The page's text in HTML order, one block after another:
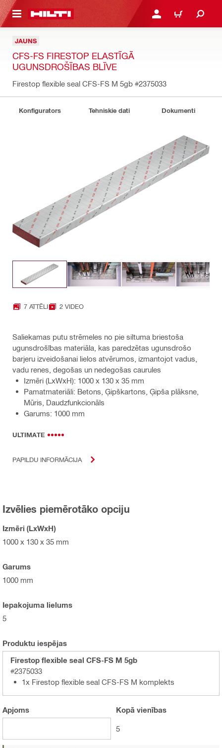
SATURU PIESLĒGTIES VAI
IEPIRKŠANĀS
JAUNS
CFS-FS FIRESTOP ELASTĪGĀ
UGUNSDROŠĪBAS BLĪVE
Firestop flexible seal CFS-FS M 5gb #2375033
Konfigurators Tehniskie dati Dokumenti
7 ATTĒLI 2 VIDEO
Saliekamas putu strēmeles no pie siltuma briestoša
ugunsdrošības materiāla, kas paredzētas ugunsdrošo
barjeru izveidošanai lielos atvērumos, izmantojot vadus,
vadu renes, degošas un nedegošas caurules
Izmēri (LxWxH): 1000 x 130 x 35 mm
Pamatmateriāli: Betons, Ģipškartons, Ģipša plāksne,
Mūris, Daudzfunkcionāls
Garums: 1000 mm
ULTIMATE
PAPILDU INFORMĀCIJA
Izvēlies piemērotāko opciju
Izmēri (LxWxH)
1000 x 130 x 35 mm
Garums
1000 mm
Iepakojuma lielums
5
Produktu iespējas
Firestop flexible seal CFS-FS M 5gb
#2375033
1x Firestop flexible seal CFS-FS M komplekts
Apjoms Kopā vienības
5